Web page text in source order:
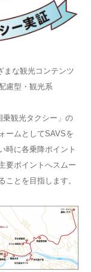
まな観光コンテンツ
慮型・観光系
観光タクシー」の
ームとしてSAVSを
時に各乗降ポイント
要ポイントへスムー
ことを目指します。